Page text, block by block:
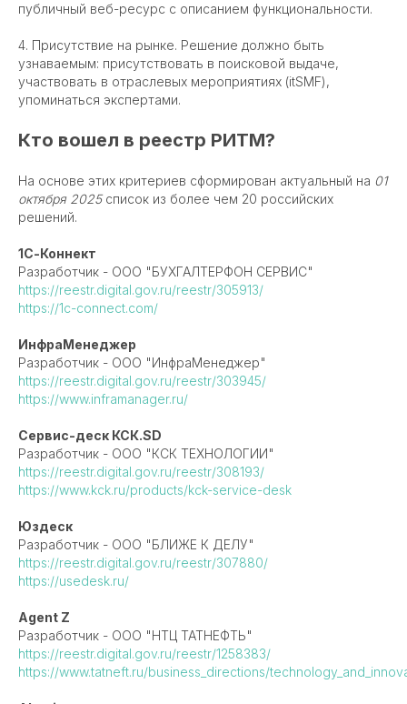
публичный веб-ресурс с описанием функциональности.
4. Присутствие на рынке. Решение должно быть
узнаваемым: присутствовать в поисковой выдаче,
участвовать в отраслевых мероприятиях (itSMF),
упоминаться экспертами.
Кто вошел в реестр РИТМ?
На основе этих критериев сформирован актуальный на 01
октября 2025список из более чем 20 российских
решений.
1С-Коннект
Разработчик - ООО "БУХГАЛТЕРФОН СЕРВИС"
https://reestr.digital.gov.ru/reestr/305913/
https://1c-connect.com/
ИнфраМенеджер
Разработчик - ООО "ИнфраМенеджер"
https://reestr.digital.gov.ru/reestr/303945/
https://www.inframanager.ru/
Сервис-деск КСК.SD
Разработчик - ООО "КСК ТЕХНОЛОГИИ"
https://reestr.digital.gov.ru/reestr/308193/
https://www.kck.ru/products/kck-service-desk
Юздеск
Разработчик - ООО "БЛИЖЕ К ДЕЛУ"
https://reestr.digital.gov.ru/reestr/307880/
https://usedesk.ru/
Agent Z
Разработчик - ООО "НТЦ ТАТНЕФТЬ"
https://reestr.digital.gov.ru/reestr/1258383/
https://www.tatneft.ru/business_directions/